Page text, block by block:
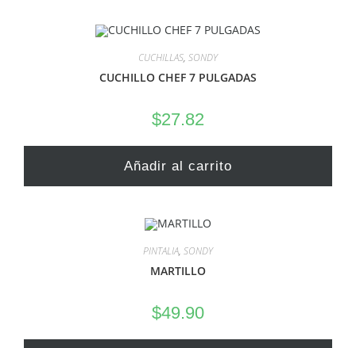
CUCHILLAS, SONDY
CUCHILLO CHEF 7 PULGADAS
$27.82
Añadir al carrito
PINTALIA, SONDY
MARTILLO
$49.90